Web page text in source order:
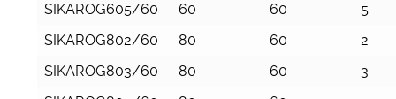
SIKAROG605/60
60 60
5
SIKAROG802/60
80 60
2
SIKAROG803/60
80 60
3